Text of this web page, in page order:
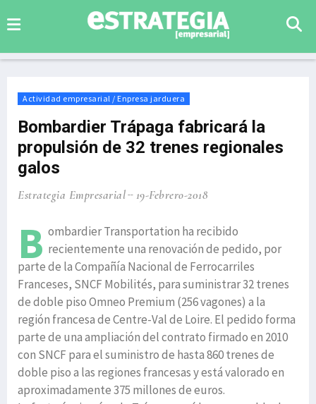
Actividad empresarial / Enpresa jarduera
Bombardier Trápaga fabricará la
propulsión de 32 trenes regionales
galos
Estrategia Empresarial 19-Febrero-2018
B ombardier Transportation ha recibido
recientemente una renovación de pedido, por
parte de la Compañía Nacional de Ferrocarriles
Franceses, SNCF Mobilités, para suministrar 32 trenes
de doble piso Omneo Premium (256 vagones) a la
región francesa de Centre-Val de Loire. El pedido forma
parte de una ampliación del contrato firmado en 2010
con SNCF para el suministro de hasta 860 trenes de
doble piso a las regiones francesas y está valorado en
aproximadamente 375 millones de euros.